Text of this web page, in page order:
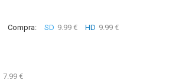
Compra: SD 9.99 € HD 9.99 €
7.99 €